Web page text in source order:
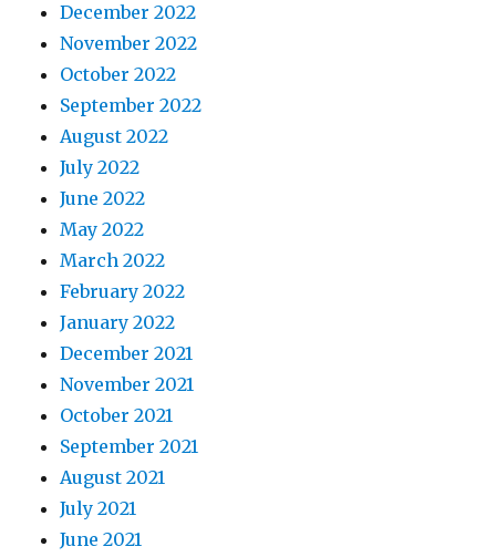
December 2022
November 2022
October 2022
September 2022
August 2022
July 2022
June 2022
May 2022
March 2022
February 2022
January 2022
December 2021
November 2021
October 2021
September 2021
August 2021
July 2021
June 2021